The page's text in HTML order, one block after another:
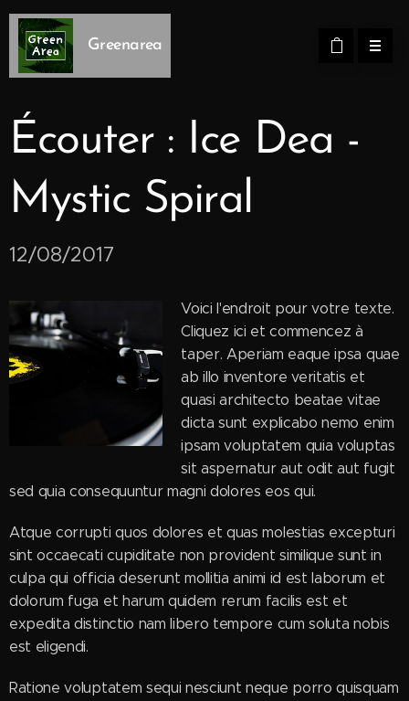
Greenarea
Écouter : Ice Dea -
Mystic Spiral
12/08/2017
Voici l'endroit pour votre texte.
Cliquez ici et commencez à
taper. Aperiam eaque ipsa quae
ab illo inventore veritatis et
quasi architecto beatae vitae
dicta sunt explicabo nemo enim
ipsam voluptatem quia voluptas
sit aspernatur aut odit aut fugit
sed quia consequuntur magni dolores eos qui.
Atque corrupti quos dolores et quas molestias excepturi
sint occaecati cupiditate non provident similique sunt in
culpa qui officia deserunt mollitia animi id est laborum et
dolorum fuga et harum quidem rerum facilis est et
expedita distinctio nam libero tempore cum soluta nobis
est eligendi.
Ratione voluptatem sequi nesciunt neque porro quisquam